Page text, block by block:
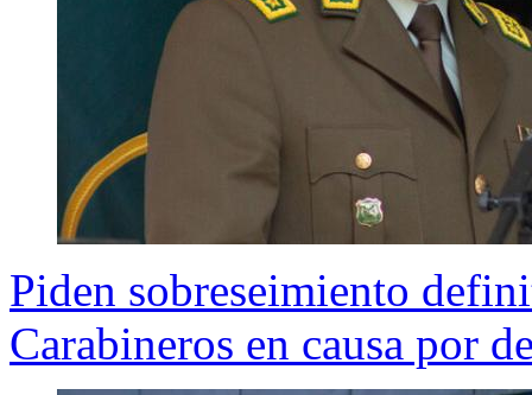
Piden sobreseimiento
Carabineros en causa por